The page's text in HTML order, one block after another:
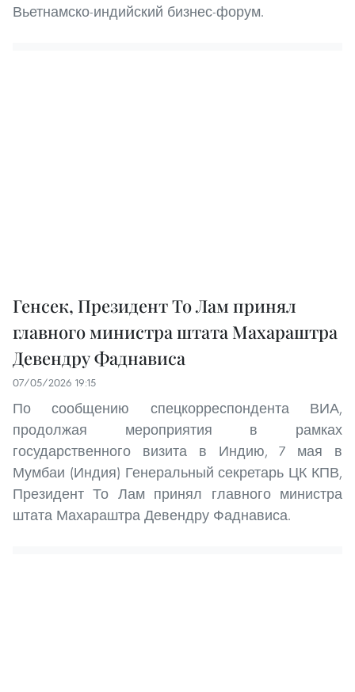
Вьетнамско-индийский бизнес-форум.
Генсек, Президент То Лам принял
главного министра штата Махараштра
Девендру Фаднависа
07/05/2026 19:15
По сообщению спецкорреспондента ВИА,
продолжая мероприятия в рамках
государственного визита в Индию, 7 мая в
Мумбаи (Индия) Генеральный секретарь ЦК КПВ,
Президент То Лам принял главного министра
штата Махараштра Девендру Фаднависа.